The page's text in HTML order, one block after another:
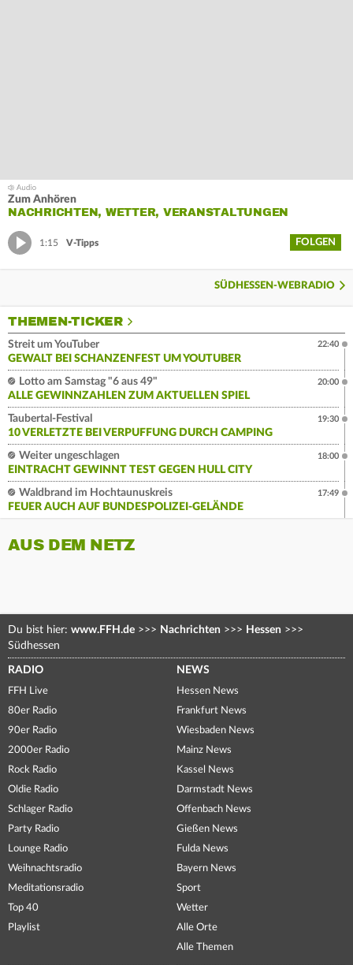
Zum Anhören
NACHRICHTEN, WETTER, VERANSTALTUNGEN
1:15 V-Tipps FOLGEN
SÜDHESSEN-WEBRADIO
THEMEN-TICKER
Streit um YouTuber
GEWALT BEI SCHANZENFEST UM YOUTUBER
22:40
Lotto am Samstag "6 aus 49"
ALLE GEWINNZAHLEN ZUM AKTUELLEN SPIEL
20:00
Taubertal-Festival
10 VERLETZTE BEI VERPUFFUNG DURCH CAMPING
19:30
Weiter ungeschlagen
EINTRACHT GEWINNT TEST GEGEN HULL CITY
18:00
Waldbrand im Hochtaunuskreis
FEUER AUCH AUF BUNDESPOLIZEI-GELÄNDE
17:49
AUS DEM NETZ
Du bist hier: www.FFH.de >>> Nachrichten >>> Hessen >>>
Südhessen
RADIO
FFH Live
80er Radio
90er Radio
2000er Radio
Rock Radio
Oldie Radio
Schlager Radio
Party Radio
Lounge Radio
Weihnachtsradio
Meditationsradio
Top 40
Playlist
NEWS
Hessen News
Frankfurt News
Wiesbaden News
Mainz News
Kassel News
Darmstadt News
Offenbach News
Gießen News
Fulda News
Bayern News
Sport
Wetter
Alle Orte
Alle Themen